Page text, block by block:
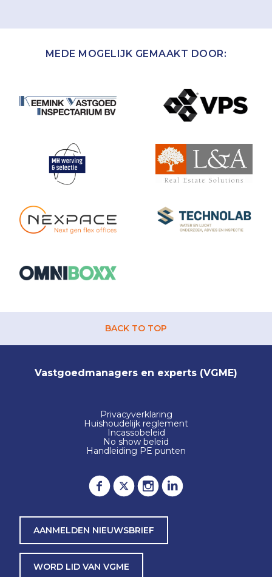
MEDE MOGELIJK GEMAAKT DOOR:
BACK TO TOP
Vastgoedmanagers en experts (VGME)
Privacyverklaring
Huishoudelijk reglement
Incassobeleid
No show beleid
Handleiding PE punten
AANMELDEN NIEUWSBRIEF
WORD LID VAN VGME